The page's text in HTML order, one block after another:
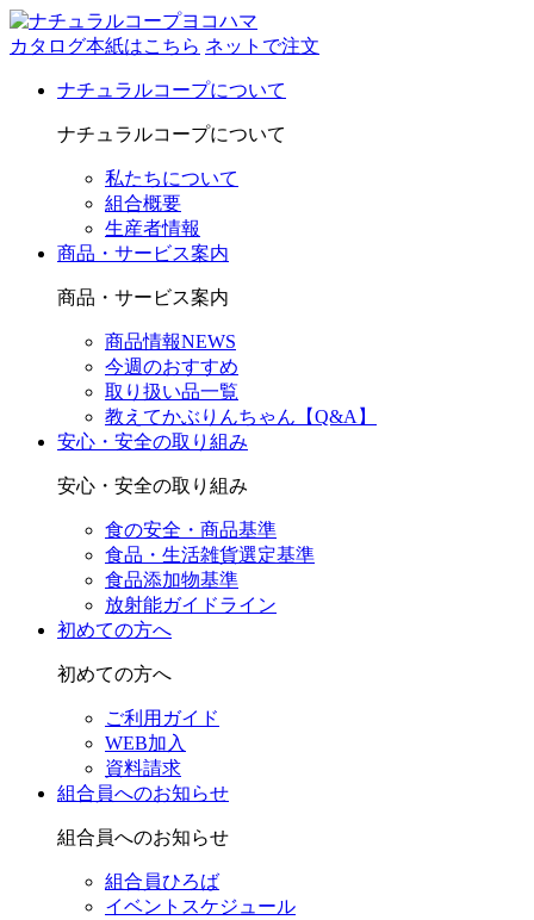
カタログ本紙はこちら ネットで注文
ナチュラルコープについて
ナチュラルコープについて
私たちについて
組合概要
生産者情報
商品・サービス案内
商品・サービス案内
商品情報NEWS
今週のおすすめ
取り扱い品一覧
教えてかぶりんちゃん【Q&A】
安心・安全の取り組み
安心・安全の取り組み
食の安全・商品基準
食品・生活雑貨選定基準
食品添加物基準
放射能ガイドライン
初めての方へ
初めての方へ
ご利用ガイド
WEB加入
資料請求
組合員へのお知らせ
組合員へのお知らせ
組合員ひろば
イベントスケジュール